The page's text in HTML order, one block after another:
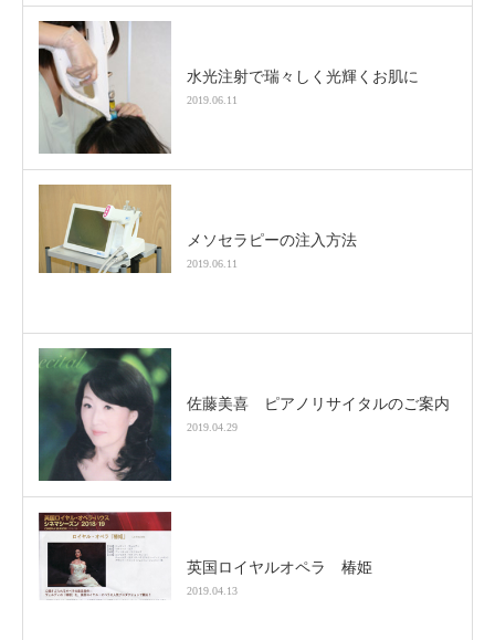
水光注射で瑞々しく光輝くお肌に
2019.06.11
メソセラピーの注入方法
2019.06.11
佐藤美喜 ピアノリサイタルのご案内
2019.04.29
英国ロイヤルオペラ 椿姫
2019.04.13